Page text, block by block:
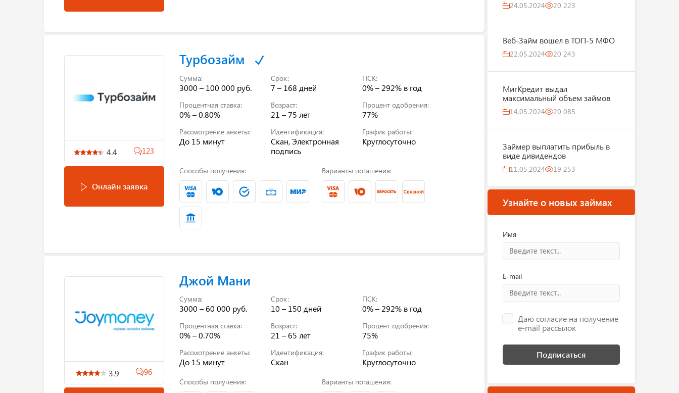
4.4 123
Онлайн заявка
Турбозайм
Сумма:
3000 – 100 000 руб.
Срок:
7 – 168 дней
ПСК:
0% – 292% в год
Процентная ставка:
0% – 0.80%
Возраст:
21 – 75 лет
Процент одобрения:
77%
Рассмотрение анкеты:
До 15 минут
Идентификация:
Скан, Электронная
подпись
График работы:
Круглосуточно
Способы получения: Варианты погашения:
3.9 96
Джой Мани
Сумма:
3000 – 60 000 руб.
Срок:
10 – 150 дней
ПСК:
0% – 292% в год
Процентная ставка:
0% – 0.70%
Возраст:
21 – 65 лет
Процент одобрения:
75%
Рассмотрение анкеты:
До 15 минут
Идентификация:
Скан
График работы:
Круглосуточно
Способы получения: Варианты погашения:
24.05.2024 20 223
Веб-Займ вошел в ТОП-5 МФО
22.05.2024 20 243
МигКредит выдал
максимальный объем займов
14.05.2024 20 085
Займер выплатить прибыль в
виде дивидендов
11.05.2024 19 253
Узнайте о новых займах
Имя
E-mail
Даю согласие на получение
e-mail рассылок
Подписаться